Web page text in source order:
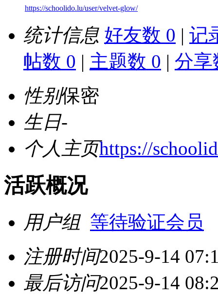
https://schoolido.lu/user/velvet-glow/
统计信息 好友数 0 | 记
帖数 0 | 主题数 0 | 分享
性别保密
生日-
个人主页https://
活跃概况
用户组 等待验证会员
注册时间2025-9-14
最后访问2025-9-14